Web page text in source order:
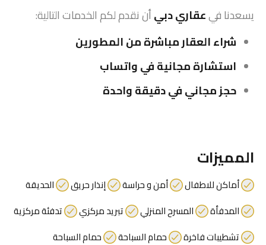
يسعدنا فيعقاري دبيأن نقدم لكم الخدمات التالية:
شراء العقار مباشرة من المطورين
استشارة مجانية في واتساب
حجز مجاني في دقيقة واحدة
المميزات
أماكن للاطفال أمن و حراسة إنذار حريق
الحديقة
المدفأة
المسرح المنزلي تبريد مركزي
تدفئة مركزية
تشطيبات فاخرة
حمام السباحة
حمام السباحة